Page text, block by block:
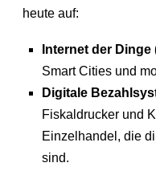
heute auf:
Internet der Dinge
Smart Cities und
Digitale
Fiskaldrucker und
Einzelhandel, die
sind.